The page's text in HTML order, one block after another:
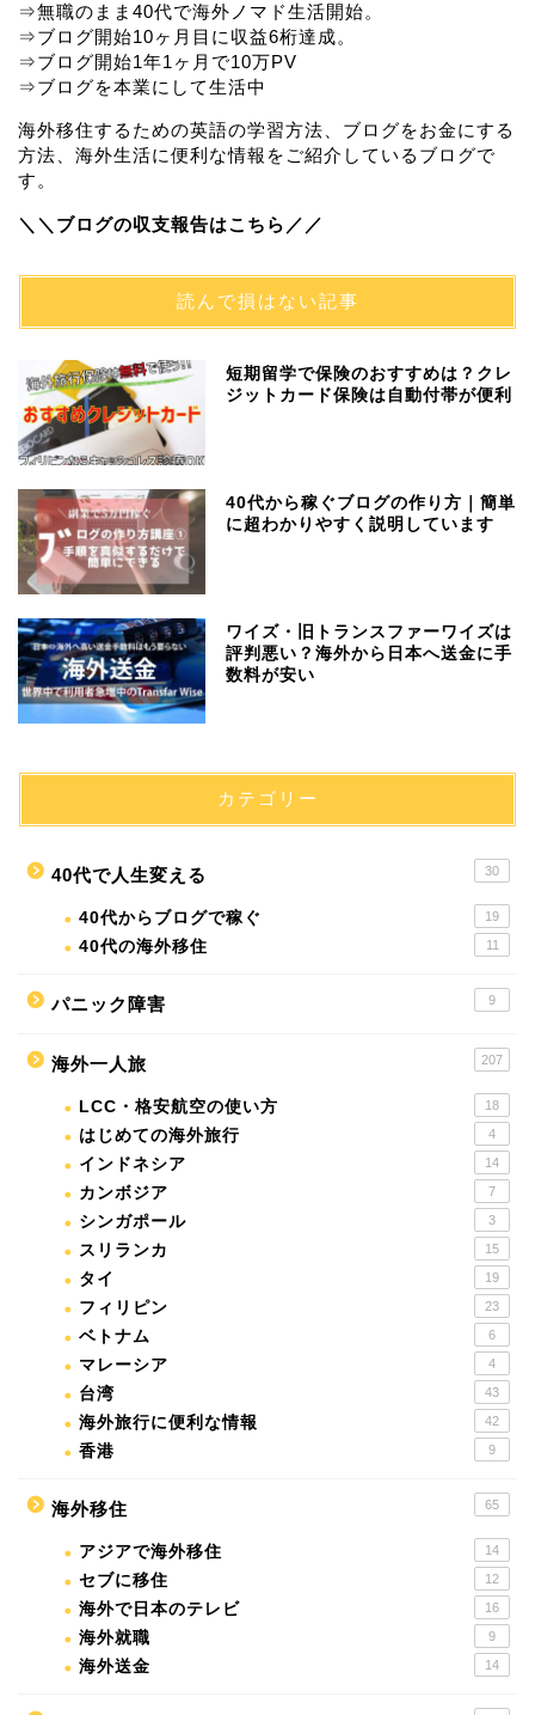
⇒無職のまま40代で海外ノマド生活開始。
⇒ブログ開始10ヶ月目に収益6桁達成。
⇒ブログ開始1年1ヶ月で10万PV
⇒ブログを本業にして生活中
海外移住するための英語の学習方法、ブログをお金にする
方法、海外生活に便利な情報をご紹介しているブログで
す。
＼＼ブログの収支報告はこちら／／
読んで損はない記事
短期留学で保険のおすすめは？クレ
ジットカード保険は自動付帯が便利
40代から稼ぐブログの作り方｜簡単
に超わかりやすく説明しています
ワイズ・旧トランスファーワイズは
評判悪い？海外から日本へ送金に手
数料が安い
カテゴリー
40代で人生変える 30
40代からブログで稼ぐ 19
40代の海外移住 11
パニック障害 9
海外一人旅 207
LCC・格安航空の使い方 18
はじめての海外旅行 4
インドネシア 14
カンボジア 7
シンガポール 3
スリランカ 15
タイ 19
フィリピン 23
ベトナム 6
マレーシア 4
台湾 43
海外旅行に便利な情報 42
香港 9
海外移住 65
アジアで海外移住 14
セブに移住 12
海外で日本のテレビ 16
海外就職 9
海外送金 14